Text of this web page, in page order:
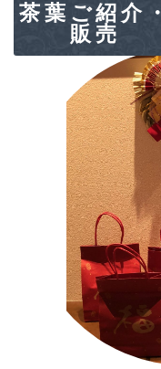
茶葉ご紹介・
販売